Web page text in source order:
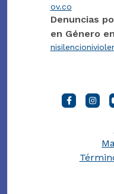
ov.co
Denuncias
en Género